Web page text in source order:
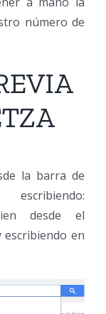
número de
la barra de
desde el
escribiendo en